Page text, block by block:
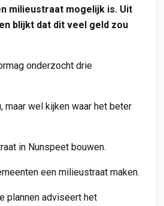
milieustraat mogelijk is. Uit
blijkt dat dit veel geld zou
onderzocht drie
maar wel kijken waar het beter
in Nunspeet bouwen.
een milieustraat maken.
plannen adviseert het